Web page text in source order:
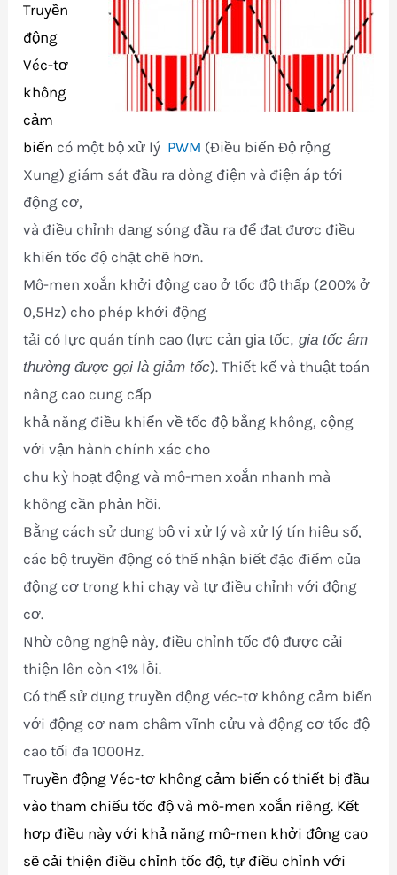
Truyền
động
Véc-tơ
không
cảm
biến có một bộ xử lý PWM (Điều biến Độ rộng
Xung) giám sát đầu ra dòng điện và điện áp tới
động cơ,
và điều chỉnh dạng sóng đầu ra để đạt được điều
khiển tốc độ chặt chẽ hơn.
Mô-men xoắn khởi động cao ở tốc độ thấp (200% ở
0,5Hz) cho phép khởi động
tải có lực quán tính cao ( lực cản gia tốc, gia tốc âm
thường được gọi là giảmtốc). Thiết kế và thuật toán
nâng cao cung cấp
khả năng điều khiển về tốc độ bằng không, cộng
với vận hành chính xác cho
chu kỳ hoạt động và mô-men xoắn nhanh mà
không cần phản hồi.
Bằng cách sử dụng bộ vi xử lý và xử lý tín hiệu số,
các bộ truyền động có thể nhận biết đặc điểm của
động cơ trong khi chạy và tự điều chỉnh với động
cơ.
Nhờ công nghệ này, điều chỉnh tốc độ được cải
thiện lên còn <1% lỗi.
Có thể sử dụng truyền động véc-tơ không cảm biến
với động cơ nam châm vĩnh cửu và động cơ tốc độ
cao tối đa 1000Hz.
Truyền động Véc-tơ không cảm biến có thiết bị đầu
vào tham chiếu tốc độ và mô-men xoắn riêng. Kết
hợp điều này với khả năng mô-men khởi động cao
sẽ cải thiện điều chỉnh tốc độ, tự điều chỉnh với